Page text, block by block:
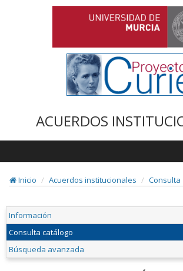
ACUERDOS
Inicio
Acuerdos institucionales Consulta
Información
Consulta catálogo
Búsqueda avanzada